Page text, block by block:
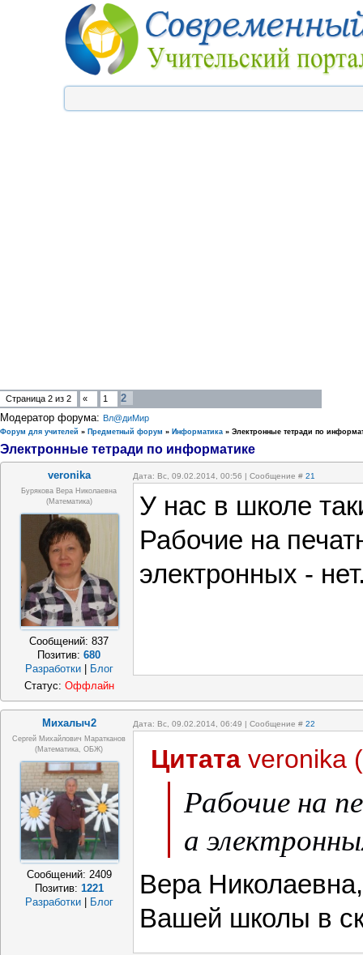
Страница 2 из 2 « 1
2
Модератор форума: Вл@диМир
Форум для учителей » Предметный форум » Информатика » Электронные тетради по
Электронные тетради по информатике
veronika Дата: Вс, 09.02.2014, 00:56 | Сообщение # 21
Бурякова Вера Николаевна
(математика)
Сообщений:837
Позитив:680
Разработки
Блог
У нас в школе
Рабочие на
электронных -
Статус: Оффлайн
Михалыч2 Дата: Вс, 09.02.2014, 06:49 | Сообщение # 22
Сергей Михайлович Маратканов
(математика, ОБЖ)
Сообщений: 2409
Позитив: 1221
Разработки
Блог
Цитата veronika (
Рабочие на
а
Вера
Вашей школы в